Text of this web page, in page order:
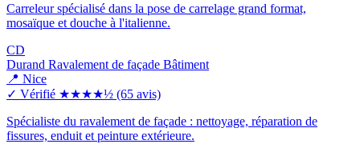
Carreleur spécialisé dans la pose de carrelage grand format,
mosaïque et douche à l'italienne.
CD
Durand Ravalement de façade Bâtiment
📍 Nice
✓ Vérifié ★★★★½ (65 avis)
Spécialiste du ravalement de façade : nettoyage, réparation de
fissures, enduit et peinture extérieure.